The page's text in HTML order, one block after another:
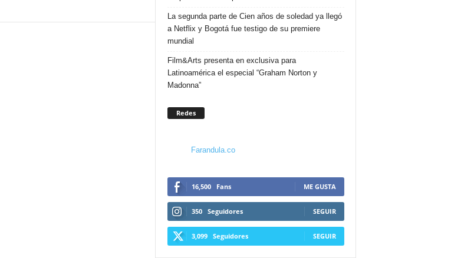
La segunda parte de Cien años de soledad ya llegó
a Netflix y Bogotá fue testigo de su premiere
mundial
Film&Arts presenta en exclusiva para
Latinoamérica el especial “Graham Norton y
Madonna”
Redes
Farandula.co
16,500 Fans ME GUSTA
350 Seguidores SEGUIR
3,099 Seguidores SEGUIR